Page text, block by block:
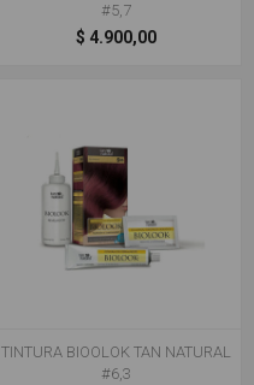
#5,7
$ 4.900,00
TINTURA BIOOLOK TAN NATURAL
#6,3